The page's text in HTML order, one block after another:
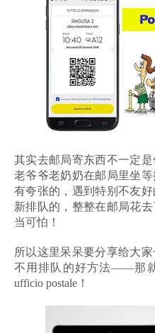
其实去邮局寄东西不一定
老爷爷老奶奶在邮局里坐
有夸张的，遇到特别不友
新排队的，整整在邮局花
当可怕！
所以这里呆呆要分享给大
不用排队的好方法——那就
ufficio postale！